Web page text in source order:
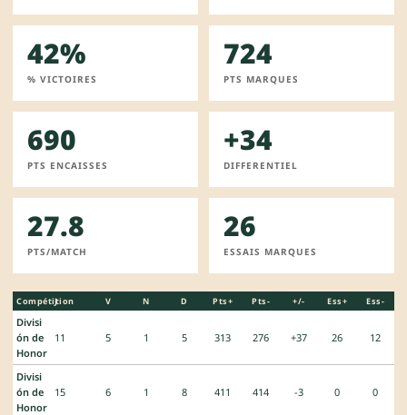
42%
% VICTOIRES
724
PTS MARQUES
690
PTS ENCAISSES
+34
DIFFERENTIEL
27.8
PTS/MATCH
26
ESSAIS MARQUES
Compétition
J V N D Pts+ Pts- +/- Ess+ Ess-
Divisi
ón de
Honor
11 5 1 5 313 276 +37 26 12
Divisi
ón de
Honor
15 6 1 8 411 414 -3 0 0